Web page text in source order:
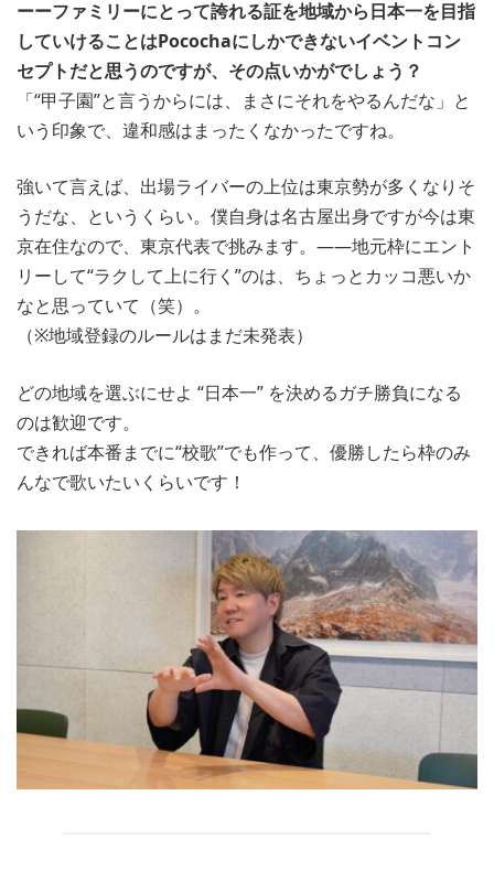
ーーファミリーにとって誇れる証を地域から日本一を目指
していけることはPocochaにしかできないイベントコン
セプトだと思うのですが、その点いかがでしょう？
「“甲子園”と言うからには、まさにそれをやるんだな」と
いう印象で、違和感はまったくなかったですね。
強いて言えば、出場ライバーの上位は東京勢が多くなりそ
うだな、というくらい。僕自身は名古屋出身ですが今は東
京在住なので、東京代表で挑みます。――地元枠にエント
リーして“ラクして上に行く”のは、ちょっとカッコ悪いか
なと思っていて（笑）。
（※地域登録のルールはまだ未発表）
どの地域を選ぶにせよ “日本一” を決めるガチ勝負になる
のは歓迎です。
できれば本番までに“校歌”でも作って、優勝したら枠のみ
んなで歌いたいくらいです！